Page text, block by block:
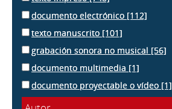
documento electrónico [112]
texto manuscrito [101]
grabación sonora no musical [56]
documento multimedia [1]
documento proyectable o vídeo [1]